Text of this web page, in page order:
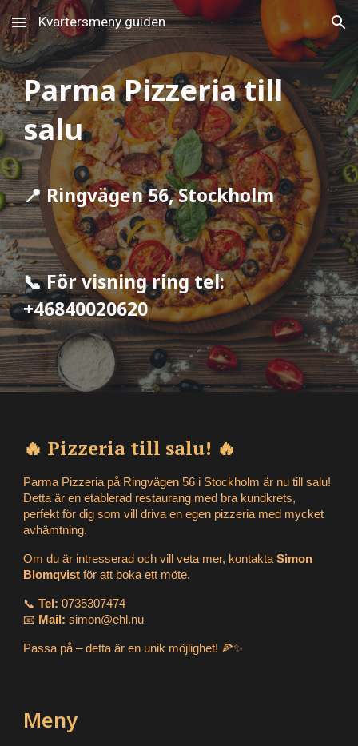
Skip to main content Skip to navigation
Kvartersmeny guiden
Parma Pizzeria till
salu
📍 Ringvägen 56, Stockholm
📞 För visningring tel:
+46840020620
🔥 Pizzeria till salu! 🔥
Parma Pizzeria på Ringvägen 56 i Stockholm är nu till salu!
Detta är en etablerad restaurang med bra kundkrets,
perfekt för dig som vill driva en egen pizzeria med mycket
avhämtning.
Om du är intresserad och vill veta mer, kontaktaSimon
Blomqvist för att boka ett möte.
📞Tel: 0735307474
📧 Mail: simon@ehl.nu
Passa på – detta är en unik möjlighet! 🍕✨
Meny